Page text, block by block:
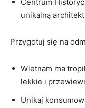
Centrum
unikalną‍
Przygotuj się na
Wietnam ma
lekkie ‍i
Unikaj